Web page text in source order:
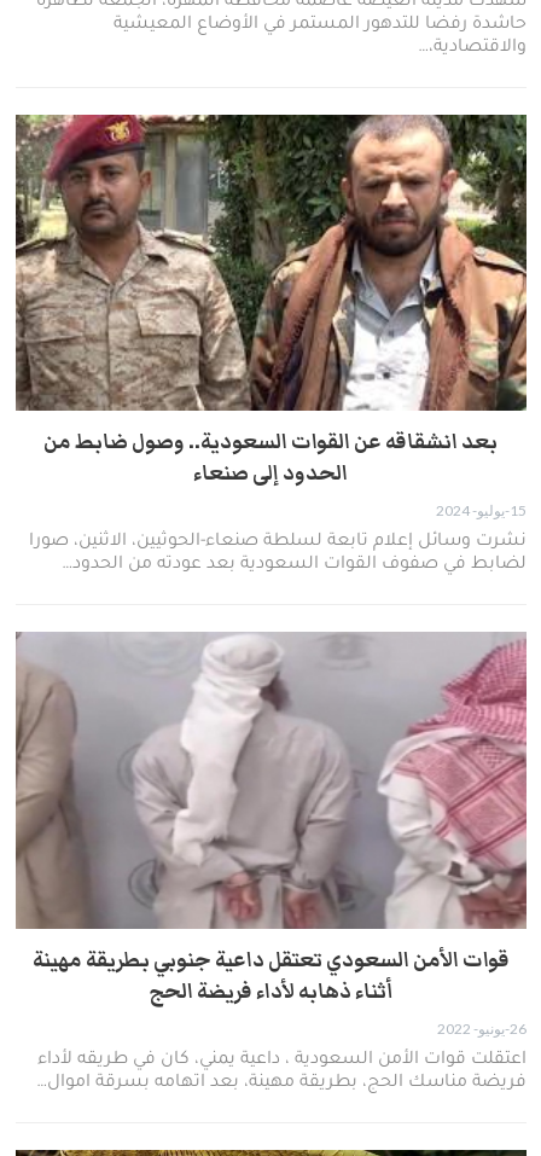
حاشدة رفضا للتدهور المستمر في الأوضاع المعيشية
والاقتصادية،…
بعد انشقاقه عن القوات السعودية.. وصول ضابط من
الحدود إلى صنعاء
15-يوليو- 2024
نشرت وسائل إعلام تابعة لسلطة صنعاء-الحوثيين، الاثنين، صورا
لضابط في صفوف القوات السعودية بعد عودته من الحدود…
قوات الأمن السعودي تعتقل داعية جنوبي بطريقة مهينة
أثناء ذهابه لأداء فريضة الحج
26-يونيو- 2022
اعتقلت قوات الأمن السعودية ، داعية يمني، كان في طريقه لأداء
فريضة مناسك الحج، بطريقة مهينة، بعد اتهامه بسرقة اموال…